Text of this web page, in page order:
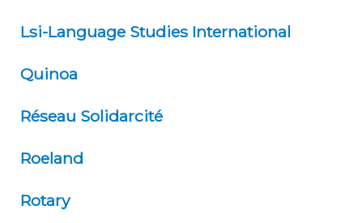
Lsi-Language Studies International
Quinoa
Réseau Solidarcité
Roeland
Rotary